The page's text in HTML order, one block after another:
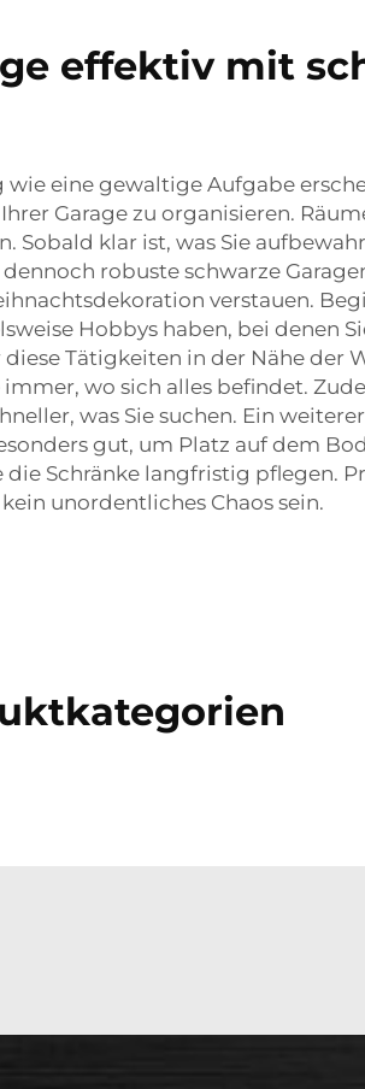
effektiv mit
eine gewaltige Aufgabe
Garage zu organisieren.
Sobald klar ist, was Sie
robuste schwarze
verstauen.
Hobbys haben, bei denen
Tätigkeiten in der Nähe der
wo sich alles befindet.
was Sie suchen. Ein
gut, um Platz auf dem
Schränke langfristig pflegen.
unordentliches Chaos sein.